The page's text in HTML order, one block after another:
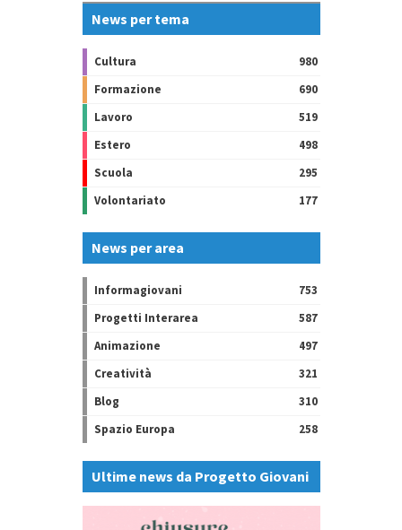
News per tema
Cultura
980
Formazione
690
Lavoro
519
Estero
498
Scuola
295
Volontariato
177
News per area
Informagiovani
753
Progetti Interarea
587
Animazione
497
Creatività
321
Blog
310
Spazio Europa
258
Ultime news da Progetto Giovani